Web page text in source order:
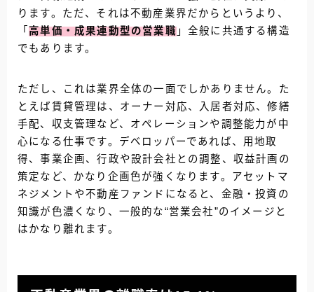
ります。ただ、それは不動産業界だからというより、
「高単価・成果連動型の営業職 」全般に共通する構造
でもあります。
ただし、これは業界全体の一面でしかありません。た
とえば賃貸管理は、オーナー対応、入居者対応、修繕
手配、収支管理など、オペレーションや調整能力が中
心になる仕事です。デベロッパーであれば、用地取
得、事業企画、行政や設計会社との調整、収益計画の
策定など、かなり企画色が強くなります。アセットマ
ネジメントや不動産ファンドになると、金融・投資の
知識が色濃くなり、一般的な“営業会社”のイメージと
はかなり離れます。